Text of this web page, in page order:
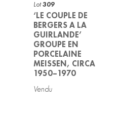
Lot309
‘LE COUPLE DE
BERGERS A LA
GUIRLANDE’
GROUPE EN
PORCELAINE
MEISSEN, CIRCA
1950–1970